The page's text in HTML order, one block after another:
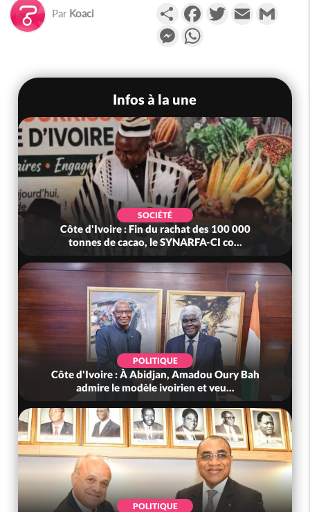
Par Koaci PartagerFacebookTwitterEmail
Messenger
Infos à la une
SOCIÉTÉ
Côte d'Ivoire : Fin du rachat des 100 000
tonnes de cacao, le SYNARFA-CI co...
POLITIQUE
Côte d'Ivoire : À Abidjan, Amadou Oury Bah
admire le modèle ivoirien et veu...
POLITIQUE